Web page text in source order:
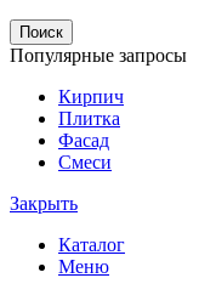
Поиск
Популярные запросы
Кирпич
Плитка
Фасад
Смеси
Закрыть
Каталог
Меню